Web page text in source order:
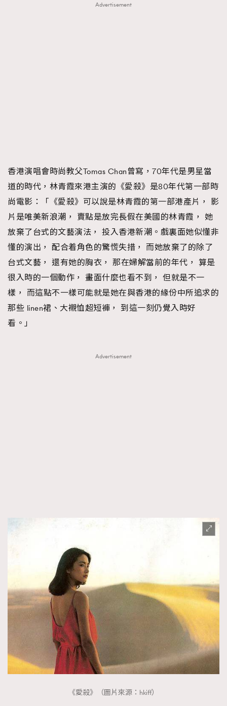
Advertisement
香港演唱會時尚教父Tomas Chan曾寫，70年代是男星當
道的時代，林青霞來港主演的《愛殺》是80年代第一部時
尚電影：「《愛殺》可以說是林青霞的第一部港產片， 影
片是唯美新浪潮， 賣點是放完長假在美國的林青霞， 她
放棄了台式的文藝演法， 投入香港新潮。戲裏面她似懂非
懂的演出， 配合着角色的驚慌失措， 而她放棄了的除了
台式文藝， 還有她的胸衣， 那在婦解當前的年代， 算是
很入時的一個動作， 畫面什麼也看不到， 但就是不一
樣， 而這點不一樣可能就是她在與香港的緣份中所追求的
那些 linen裙、大襯恤超短褲， 到這一刻仍覺入時好
看。」
Advertisement
《愛殺》（圖片來源：hkiff）